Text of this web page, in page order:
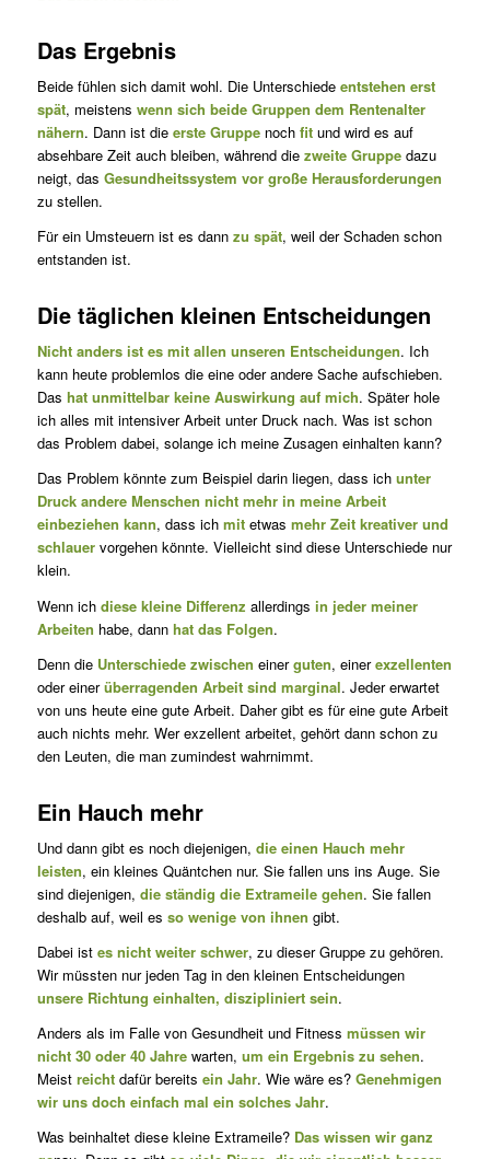
Das Ergebnis
Beide fühlen sich damit wohl. Die Unterschiede entstehen erst
spät, meistens wenn sich beide Gruppen dem Rentenalter
nähern. Dann ist die erste Gruppenoch fitund wird es auf
absehbare Zeit auch blei­ben, während die zweite Gruppedazu
neigt, das Gesundheitssystem vor große Herausforderungen
zu stellen.
Für ein Umsteuern ist es dann zu spät, weil der Schaden schon
ent­stan­den ist.
Die täglichen kleinen Entscheidungen
Nicht anders ist es mit allen unseren Entscheidungen. Ich
kann heute problemlos die eine oder andere Sache aufschieben.
Das hat unmittelbar keine Auswirkung auf mich. Später hole
ich alles mit in­ten­si­ver Arbeit unter Druck nach. Was ist schon
das Problem dabei, so­lan­ge ich meine Zusagen einhalten kann?
Das Problem könnte zum Beispiel darin liegen, dass ich unter
Druck andere Menschen nicht mehr in meine Arbeit
einbeziehen kann, dass ich mitetwas mehr Zeit kreativer und
schlauervorgehen könnte. Vielleicht sind diese Unterschiede nur
klein.
Wenn ich diese kleine Differenz allerdings in jeder meiner
Arbeiten habe, dann hat das Folgen.
Denn die Unterschiede zwischen einerguten, einerexzellenten
oder einerüberragenden Arbeit sind marginal. Jeder erwartet
von uns heute eine gute Arbeit. Daher gibt es für eine gute Arbeit
auch nichts mehr. Wer exzellent arbeitet, gehört dann schon zu
den Leuten, die man zumindest wahrnimmt.
Ein Hauch mehr
Und dann gibt es noch diejenigen, die einen Hauch mehr
leisten, ein kleines Quäntchen nur. Sie fallen uns ins Auge. Sie
sind diejenigen, die ständig die Extrameile gehen. Sie fallen
deshalb auf, weil es so we­ni­ge von ihnen gibt.
Dabei ist es nicht weiter schwer, zu dieser Gruppe zu gehören.
Wir müssten nur jeden Tag in den kleinen Entscheidungen
unsere Richtung einhalten, diszipliniert sein.
Anders als im Falle von Gesundheit und Fitness müssen wir
nicht 30 oder 40 Jahrewarten, um ein Ergebnis zu sehen.
Meist reichtdafür bereits ein Jahr. Wie wäre es? Genehmigen
wir uns doch einfach mal ein solches Jahr.
Was beinhaltet diese kleine Extrameile? Das wissen wir ganz